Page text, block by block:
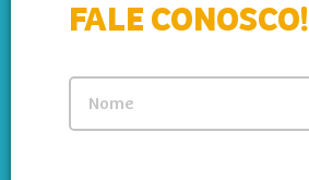
FALE CONOSCO!